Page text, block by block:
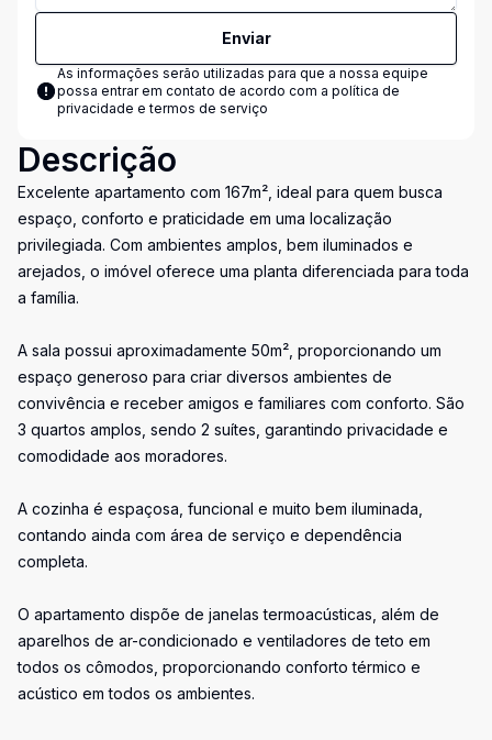
Enviar
As informações serão utilizadas para que a nossa equipe
possa entrar em contato de acordo com a política de
privacidade e termos de serviço
Descrição
Excelente apartamento com 167m², ideal para quem busca
espaço, conforto e praticidade em uma localização
privilegiada. Com ambientes amplos, bem iluminados e
arejados, o imóvel oferece uma planta diferenciada para toda
a família.
A sala possui aproximadamente 50m², proporcionando um
espaço generoso para criar diversos ambientes de
convivência e receber amigos e familiares com conforto. São
3 quartos amplos, sendo 2 suítes, garantindo privacidade e
comodidade aos moradores.
A cozinha é espaçosa, funcional e muito bem iluminada,
contando ainda com área de serviço e dependência
completa.
O apartamento dispõe de janelas termoacústicas, além de
aparelhos de ar-condicionado e ventiladores de teto em
todos os cômodos, proporcionando conforto térmico e
acústico em todos os ambientes.